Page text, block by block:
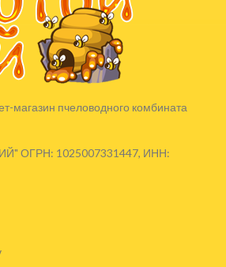
магазин пчеловодного комбината
ОГРН: 1025007331447, ИНН: